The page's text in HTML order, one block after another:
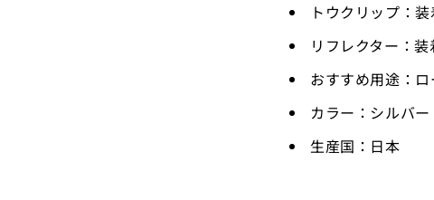
トウクリップ：
リフレクター：装
おすすめ用途：
カラー：シルバ
生産国：日本